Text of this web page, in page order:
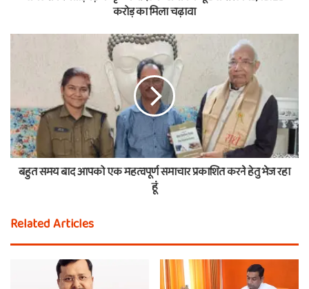
करोड़ का मिला चढ़ावा
बहुत समय बाद आपको एक महत्वपूर्ण समाचार प्रकाशित करने हेतु भेज रहा
हूं
Related Articles